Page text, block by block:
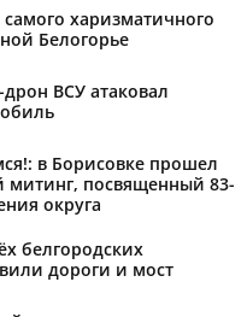
харизматичного
Белогорье
ВСУ атаковал
в Борисовке прошел
митинг, посвященный 83-
округа
белгородских
дороги и мост